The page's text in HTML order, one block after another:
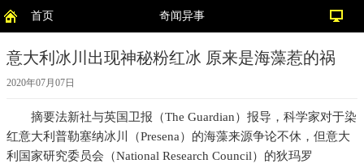
首页 奇闻异事
意大利冰川出现神秘粉红冰 原来是海藻惹的祸
2020年07月07日
摘要法新社与英国卫报（The Guardian）报导，科学家对于染
红意大利普勒塞纳冰川（Presena）的海藻来源争论不休，但意大
利国家研究委员会（National Research Council）的狄玛罗